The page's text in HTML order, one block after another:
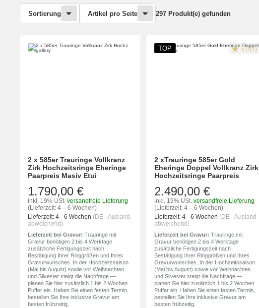
Sortierung Artikel pro Seite 297 Produkt(e) gefunden
2 x 585er Trauringe Vollkranz
Zirk Hochzeitsringe Eheringe
Paarpreis Masiv Etui
1.790,00 €
inkl. 19% USt. versandfreie Lieferung
(Lieferzeit: 4 – 6 Wochen)
Lieferzeit: 4 - 6 Wochen (DE - Ausland
abweichend)
Lieferzeit bei Gravur: Trauringe mit
Gravur benötigen 2 bis 4 Werktage
zusätzliche Fertigungszeit nach
Bestätigung Ihrer Ringgrößen und Ihres
Gravurwunsches. In der Hochzeitssaison
(Mai bis August) sowie vor Weihnachten
und Silvester steigt die Nachfrage —
planen Sie hier zusätzlich 1 bis 2 Wochen
Puffer ein. Haben Sie einen festen Termin,
bestellen Sie Ihre inklusive Gravur am
besten frühzeitig.
TOP 5.0(1)
2 xTrauringe 585er Gold
Eheringe Doppel Vollkranz Zirk
Hochzeitsringe Paarpreis
2.490,00 €
inkl. 19% USt. versandfreie Lieferung
(Lieferzeit: 4 – 6 Wochen)
Lieferzeit: 4 - 6 Wochen (DE - Ausland
abweichend)
Lieferzeit bei Gravur: Trauringe mit
Gravur benötigen 2 bis 4 Werktage
zusätzliche Fertigungszeit nach
Bestätigung Ihrer Ringgrößen und Ihres
Gravurwunsches. In der Hochzeitssaison
(Mai bis August) sowie vor Weihnachten
und Silvester steigt die Nachfrage —
planen Sie hier zusätzlich 1 bis 2 Wochen
Puffer ein. Haben Sie einen festen Termin,
bestellen Sie Ihre inklusive Gravur am
besten frühzeitig.